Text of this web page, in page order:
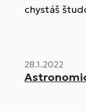
chystáš
28.1.2022